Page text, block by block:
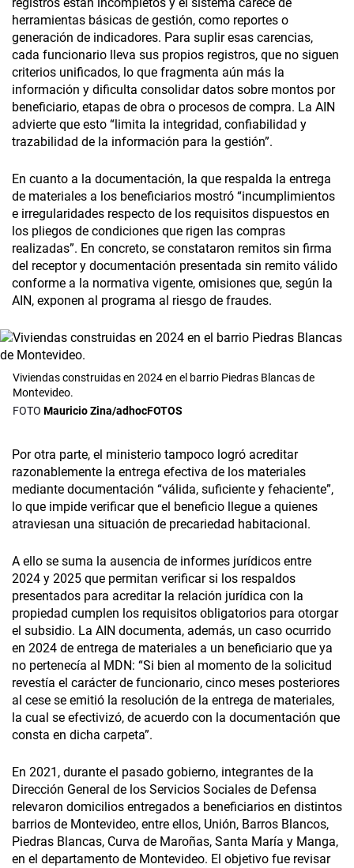
registros están incompletos y el sistema carece de
herramientas básicas de gestión, como reportes o
generación de indicadores. Para suplir esas carencias,
cada funcionario lleva sus propios registros, que no siguen
criterios unificados, lo que fragmenta aún más la
información y dificulta consolidar datos sobre montos por
beneficiario, etapas de obra o procesos de compra. La AIN
advierte que esto “limita la integridad, confiabilidad y
trazabilidad de la información para la gestión”.
En cuanto a la documentación, la que respalda la entrega
de materiales a los beneficiarios mostró “incumplimientos
e irregularidades respecto de los requisitos dispuestos en
los pliegos de condiciones que rigen las compras
realizadas”. En concreto, se constataron remitos sin firma
del receptor y documentación presentada sin remito válido
conforme a la normativa vigente, omisiones que, según la
AIN, exponen al programa al riesgo de fraudes.
Viviendas construidas en 2024 en el barrio Piedras Blancas de
Montevideo.
Mauricio Zina/adhocFOTOS
Por otra parte, el ministerio tampoco logró acreditar
razonablemente la entrega efectiva de los materiales
mediante documentación “válida, suficiente y fehaciente”,
lo que impide verificar que el beneficio llegue a quienes
atraviesan una situación de precariedad habitacional.
A ello se suma la ausencia de informes jurídicos entre
2024 y 2025 que permitan verificar si los respaldos
presentados para acreditar la relación jurídica con la
propiedad cumplen los requisitos obligatorios para otorgar
el subsidio. La AIN documenta, además, un caso ocurrido
en 2024 de entrega de materiales a un beneficiario que ya
no pertenecía al MDN: “Si bien al momento de la solicitud
revestía el carácter de funcionario, cinco meses posteriores
al cese se emitió la resolución de la entrega de materiales,
la cual se efectivizó, de acuerdo con la documentación que
consta en dicha carpeta”.
En 2021, durante el pasado gobierno, integrantes de la
Dirección General de los Servicios Sociales de Defensa
relevaron domicilios entregados a beneficiarios en distintos
barrios de Montevideo, entre ellos, Unión, Barros Blancos,
Piedras Blancas, Curva de Maroñas, Santa María y Manga,
en el departamento de Montevideo. El objetivo fue revisar